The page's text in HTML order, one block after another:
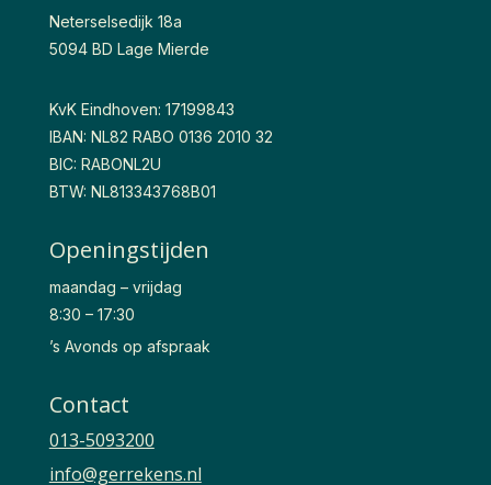
Neterselsedijk 18a
5094 BD Lage Mierde
KvK Eindhoven: 17199843
IBAN: NL82 RABO 0136 2010 32
BIC: RABONL2U
BTW: NL813343768B01
Openingstijden
maandag – vrijdag
8:30 – 17:30
’s Avonds op afspraak
Contact
013-5093200
info@gerrekens.nl